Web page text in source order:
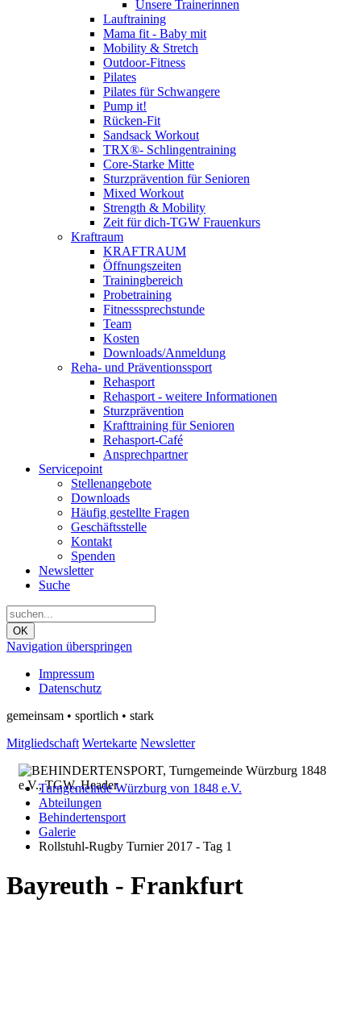
Unsere Trainerinnen
Lauftraining
Mama fit - Baby mit
Mobility & Stretch
Outdoor-Fitness
Pilates
Pilates für Schwangere
Pump it!
Rücken-Fit
Sandsack Workout
TRX®- Schlingentraining
Core-Starke Mitte
Sturzprävention für Senioren
Mixed Workout
Strength & Mobility
Zeit für dich-TGW Frauenkurs
Kraftraum
KRAFTRAUM
Öffnungszeiten
Trainingbereich
Probetraining
Fitnesssprechstunde
Team
Kosten
Downloads/Anmeldung
Reha- und Präventionssport
Rehasport
Rehasport - weitere Informationen
Sturzprävention
Krafttraining für Senioren
Rehasport-Café
Ansprechpartner
Servicepoint
Stellenangebote
Downloads
Häufig gestellte Fragen
Geschäftsstelle
Kontakt
Spenden
Newsletter
Suche
OK
Navigation überspringen
Impressum
Datenschutz
gemeinsam • sportlich • stark
Mitgliedschaft Wertekarte Newsletter
Turngemeinde Würzburg von 1848 e.V.
Abteilungen
Behindertensport
Galerie
Rollstuhl-Rugby Turnier 2017 - Tag 1
Bayreuth - Frankfurt